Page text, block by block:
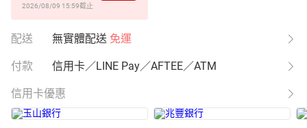
2026/08/09 15:59截止
配送 無實體配送 免運
付款 信用卡／LINE Pay／AFTEE／ATM
信用卡優惠